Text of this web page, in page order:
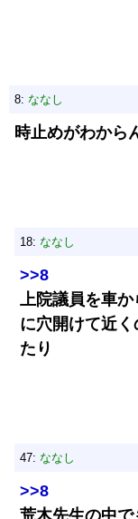
8: ななし
時止めがわから
18: ななし
>>8
上院議員を車
に穴開けて近
たり
47: ななし
>>8
荒木先生の中